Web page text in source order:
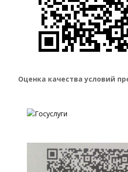
Оценка качества условий